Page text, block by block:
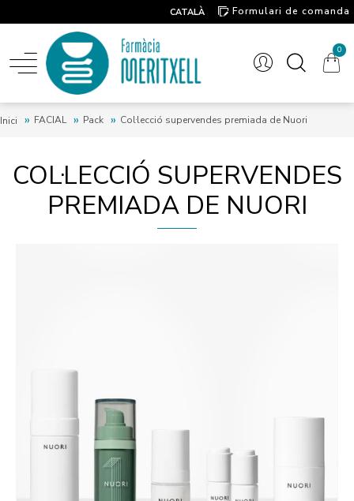
CATALÀ
Formulari de comanda
0
Inici FACIAL Pack Col·lecció supervendes premiada de Nuori
COL·LECCIÓ SUPERVENDES
PREMIADA DE NUORI